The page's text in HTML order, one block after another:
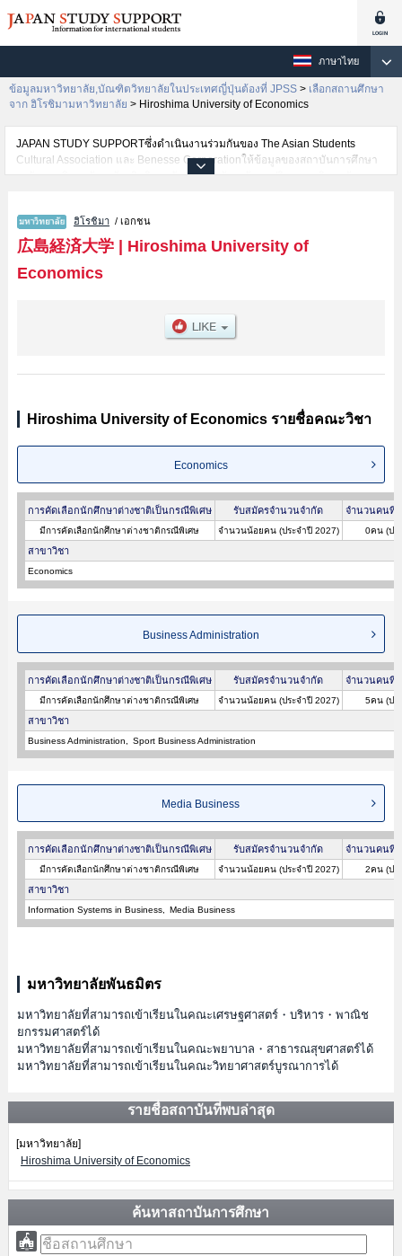
ภาษาไทย
ข้อมูลมหาวิทยาลัย,บัณฑิตวิทยาลัยในประเทศญี่ปุ่นต้องที่ JPSS > เลือกสถานศึกษา
จาก ฮิโรชิมามหาวิทยาลัย > Hiroshima University of Economics
JAPAN STUDY SUPPORTซึ่งดำเนินงานร่วมกันของ The Asian Students
Cultural Association และ Benesse Corporationให้ข้อมูลของสถาบันการศึกษา
ระดับมหาวิทยาลัย・บัณฑิตวิทยาลัย・วิทยาลัยระดับอนุปริญญา・วิทยาลัย
สำหรับนักศึกษาต่างชาติเช่นข้อมูลของแต่ละคณะ,ข้อมูลการสอบคัดเลือกเข้า
ศึกษาเช่นจำนวนคนที่รับสมัครหรือจำนวนคนที่ผ่านการสอบคัดเลือก
เป็นต้น,แนะนำสถานที่,การเดินทางเป็นต้นไว้ด้วยดังนั้นขอเชิญใช้บริการค้นหา
ข้อมูลตามอัธยาศัย
ฮิโรชิมา / เอกชน
広島経済大学| Hiroshima University of
Economics
Hiroshima University of Economics รายชื่อคณะวิชา
Economics
การคัดเลือกนักศึกษาต่างชาติเป็นกรณีพิเศษ รับสมัครจำนวนจำกัด จำนวนคนที่
มีการคัดเลือกนักศึกษาต่างชาติกรณีพิเศษ จำนวนน้อยคน (ประจำปี 2027) 0คน (ปร
สาขาวิชา
Economics
Business Administration
การคัดเลือกนักศึกษาต่างชาติเป็นกรณีพิเศษ รับสมัครจำนวนจำกัด จำนวนคนที่
มีการคัดเลือกนักศึกษาต่างชาติกรณีพิเศษ จำนวนน้อยคน (ประจำปี 2027) 5คน (ปร
สาขาวิชา
Business Administration Sport Business Administration
Media Business
การคัดเลือกนักศึกษาต่างชาติเป็นกรณีพิเศษ รับสมัครจำนวนจำกัด จำนวนคนที่
มีการคัดเลือกนักศึกษาต่างชาติกรณีพิเศษ จำนวนน้อยคน (ประจำปี 2027) 2คน (ปร
สาขาวิชา
Information Systems in Business Media Business
มหาวิทยาลัยพันธมิตร
มหาวิทยาลัยที่สามารถเข้าเรียนในคณะเศรษฐศาสตร์・บริหาร・พาณิช
ยกรรมศาสตร์ได้
มหาวิทยาลัยที่สามารถเข้าเรียนในคณะพยาบาล・สาธารณสุขศาสตร์ได้
มหาวิทยาลัยที่สามารถเข้าเรียนในคณะวิทยาศาสตร์บูรณาการได้
รายชื่อสถาบันที่พบล่าสุด
[มหาวิทยาลัย]
Hiroshima University of Economics
ค้นหาสถาบันการศึกษา